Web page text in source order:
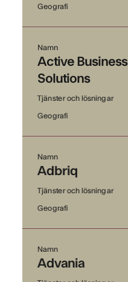
Geografi
Namn
Active Business
Solutions
Tjänster och lösningar
Geografi
Namn
Adbriq
Tjänster och lösningar
Geografi
Namn
Advania